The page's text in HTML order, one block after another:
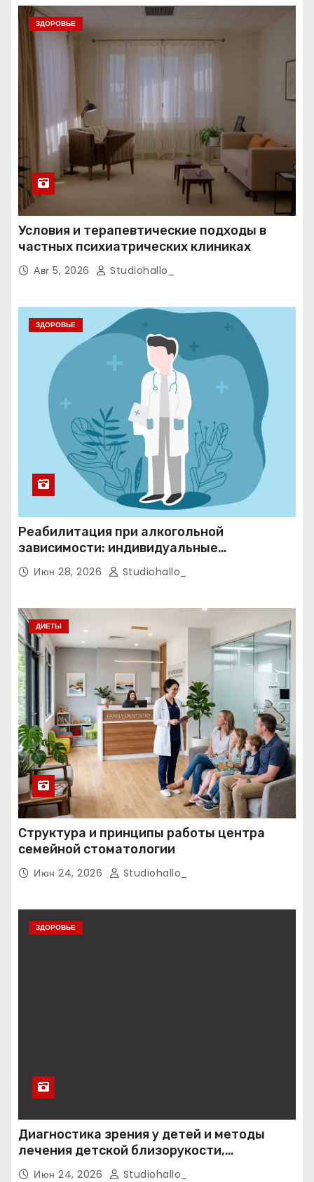
ЗДОРОВЬЕ
Условия и терапевтические подходы в
частных психиатрических клиниках
Авг 5, 2026 Studiohallo_
ЗДОРОВЬЕ
Реабилитация при алкогольной
зависимости: индивидуальные
программы, психотерапия и
ресоциализация при анонимном подходе
Июн 28, 2026 Studiohallo_
ДИЕТЫ
Структура и принципы работы центра
семейной стоматологии
Июн 24, 2026 Studiohallo_
ЗДОРОВЬЕ
Диагностика зрения у детей и методы
лечения детской близорукости,
косоглазия и амблиопии
Июн 24, 2026 Studiohallo_